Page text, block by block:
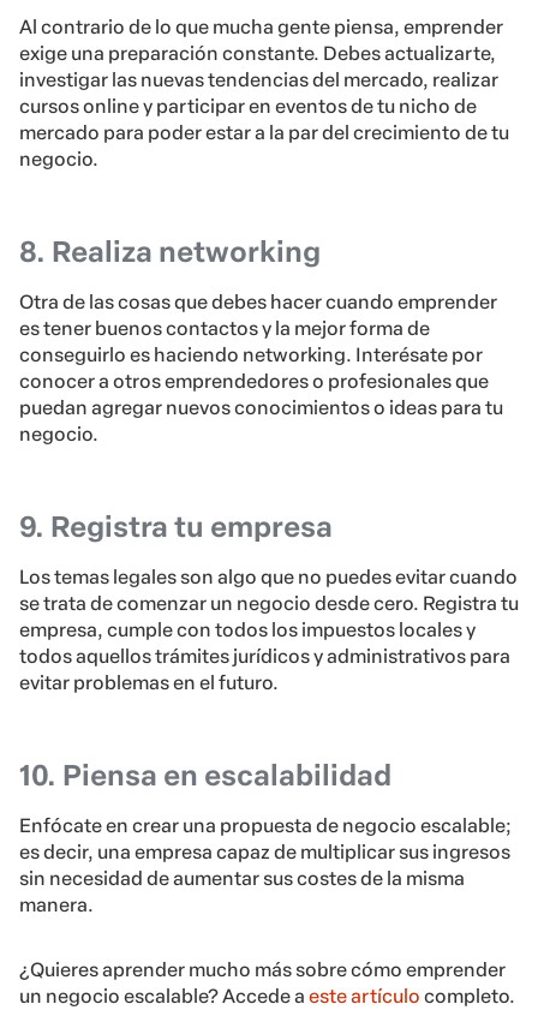
Al contrario de lo que mucha gente piensa, emprender
exige una preparación constante. Debes actualizarte,
investigar las nuevas tendencias del mercado, realizar
cursos online y participar en eventos de tu nicho de
mercado para poder estar a la par del crecimiento de tu
negocio.
8. Realiza networking
Otra de las cosas que debes hacer cuando emprender
es tener buenos contactos y la mejor forma de
conseguirlo es haciendo networking. Interésate por
conocer a otros emprendedores o profesionales que
puedan agregar nuevos conocimientos o ideas para tu
negocio.
9. Registra tu empresa
Los temas legales son algo que no puedes evitar cuando
se trata de comenzar un negocio desde cero. Registra tu
empresa, cumple con todos los impuestos locales y
todos aquellos trámites jurídicos y administrativos para
evitar problemas en el futuro.
10. Piensa en escalabilidad
Enfócate en crear una propuesta de negocio escalable;
es decir, una empresa capaz de multiplicar sus ingresos
sin necesidad de aumentar sus costes de la misma
manera.
¿Quieres aprender mucho más sobre cómo emprender
un negocio escalable? Accede a este artículo completo.